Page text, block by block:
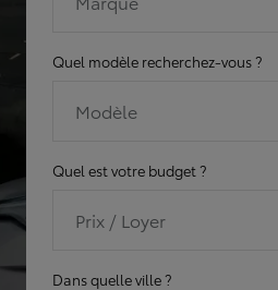
Quel modèle recherchez-vous ?
Modèle
Quel est votre budget ?
Prix / Loyer
Dans quelle ville ?